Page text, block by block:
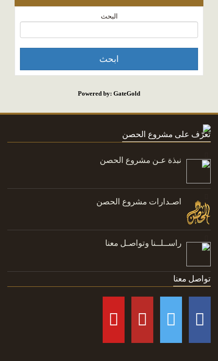
البحث
Powered by: GateGold
تعرّف على مشروع الحصن
نبذة عـن مشروع الحصن
اصـدارات مشروع الحصن
راســلــنا وتواصـل معنا
تواصل معنا